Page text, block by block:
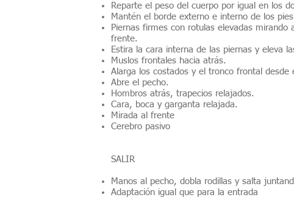
Reparte el peso del cuerpo por igual en los
Mantén el borde externo e interno de los
Piernas firmes con rotulas elevadas
frente.
Estira la cara interna de las piernas y eleva
Muslos frontales hacia atrás.
Alarga los costados y el tronco frontal
Abre el pecho.
Hombros atrás, trapecios relajados.
Cara, boca y garganta relajada.
Mirada al frente
Cerebro pasivo
SALIR
Manos al pecho, dobla rodillas y salta
Adaptación igual que para la entrada